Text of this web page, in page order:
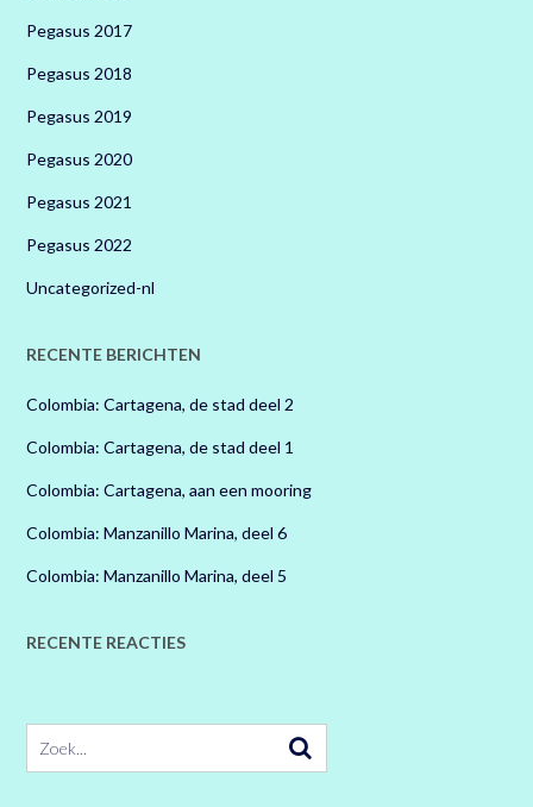
Pegasus 2017
Pegasus 2018
Pegasus 2019
Pegasus 2020
Pegasus 2021
Pegasus 2022
Uncategorized-nl
RECENTE BERICHTEN
Colombia: Cartagena, de stad deel 2
Colombia: Cartagena, de stad deel 1
Colombia: Cartagena, aan een mooring
Colombia: Manzanillo Marina, deel 6
Colombia: Manzanillo Marina, deel 5
RECENTE REACTIES